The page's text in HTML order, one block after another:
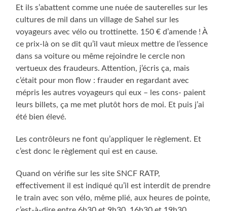
Et ils s’abattent comme une nuée de sauterelles sur les
cultures de mil dans un village de Sahel sur les
voyageurs avec vélo ou trottinette. 150 € d’amende ! À
ce prix-là on se dit qu’il vaut mieux mettre de l’essence
dans sa voiture ou même rejoindre le cercle non
vertueux des fraudeurs. Attention, j’écris ça, mais
c’était pour mon flow : frauder en regardant avec
mépris les autres voyageurs qui eux – les cons- paient
leurs billets, ça me met plutôt hors de moi. Et puis j’ai
été bien élevé.
Les contrôleurs ne font qu’appliquer le règlement. Et
c’est donc le règlement qui est en cause.
Quand on vérifie sur les site SNCF RATP,
effectivement il est indiqué qu’il est interdit de prendre
le train avec son vélo, même plié, aux heures de pointe,